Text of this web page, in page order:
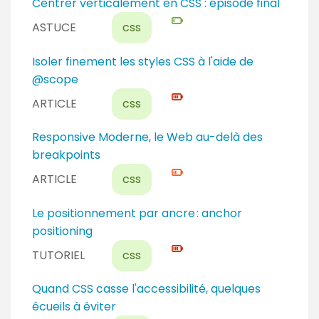
u
x
p
e
t
ASTUCE css
Centrer verticalement en CSS : épisode final
e
a
u
d
b
u
t
n
t
ARTICLE css
Isoler finement les styles CSS à l'aide de
@scope
N
i
v
a
u
x
e
r
t
ARTICLE css
Responsive Moderne, le Web au-delà des
breakpoints
N
i
v
a
u
c
o
f
i
TUTORIEL css
Le positionnement par ancre : anchor
positioning
N
i
v
a
u
Quand CSS casse l'accessibilité, quelques
écueils à éviter
N
i